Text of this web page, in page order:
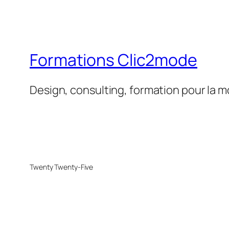
Formations Clic2mode
Design, consulting, formation pour la
Twenty Twenty-Five